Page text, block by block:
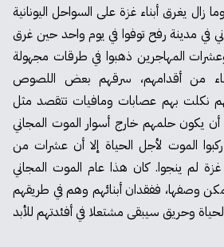
زال يغرق أبناء غزة على السواحل اليونانية
من جيراني في مدينة رفح توفوا في يوم واحد حين غرق
المهاجرين ذهبوا في طرقات مجهولة
من أقدامهم، سرقهم بعض اللصوص
نكلت بهم عصابات ومافيات تتقصد مثل
أن يكون حلمهم خارج أسوار الموت المجاني
الموت لأجل الحياة إلا أن عشرات من
لم ينجوا. كان هذا عام الموت المجاني
وصفها، ففقدان أبنائهم وهم في طريقهم
وحريق سيبقى مشتعلا في أفئدتهم للأبد